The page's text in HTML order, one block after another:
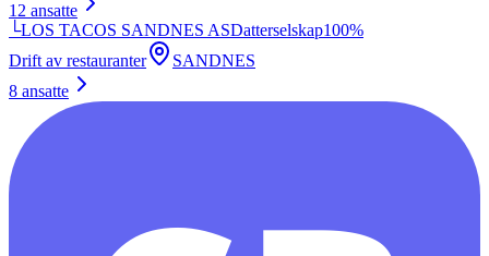
12 ansatte
└LOS TACOS SANDNES ASDatterselskap100%
Drift av restauranter
SANDNES
8 ansatte